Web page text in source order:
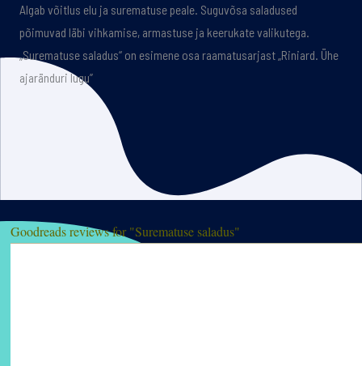
Algab võitlus elu ja surematuse peale. Suguvõsa saladused
põimuvad läbi vihkamise, armastuse ja keerukate valikutega.
„Surematuse saladus“ on esimene osa raamatusarjast „Riniard. Ühe
ajaränduri lugu”
Goodreads reviews for "Surematuse saladus"